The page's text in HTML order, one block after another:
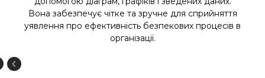
Вона забезпечує чітке та зручне для сприйняття
уявлення про ефективність безпекових процесів в
організації.